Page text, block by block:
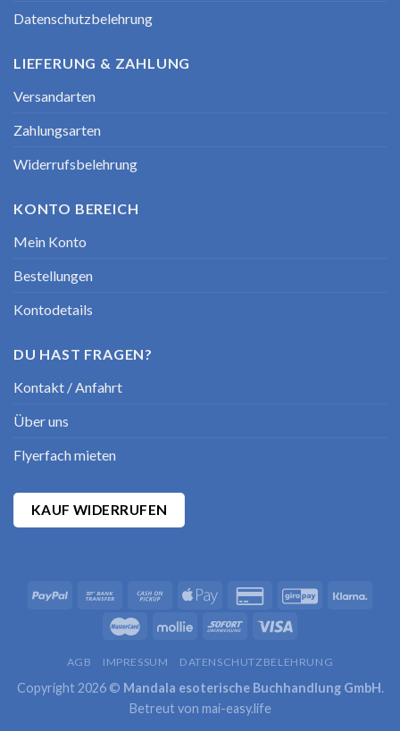
Datenschutzbelehrung
LIEFERUNG & ZAHLUNG
Versandarten
Zahlungsarten
Widerrufsbelehrung
KONTO BEREICH
Mein Konto
Bestellungen
Kontodetails
DU HAST FRAGEN?
Kontakt / Anfahrt
Über uns
Flyerfach mieten
KAUF WIDERRUFEN
AGB IMPRESSUM DATENSCHUTZBELEHRUNG
Copyright 2026 © Mandala esoterische Buchhandlung GmbH.
Betreut von mai-easy.life